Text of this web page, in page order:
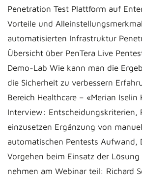
Penetration Test Plattform auf
Vorteile und
automatisierten Infrastruktur
Übersicht über PenTera Live
Demo-Lab Wie kann man die
die Sicherheit zu verbessern
Bereich Healthcare – «Merian Iselin
Interview: Entscheidungskriterien,
einzusetzen Ergänzung von
automatischen Pentests Aufwand,
Vorgehen beim Einsatz der Lösung
nehmen am Webinar teil: Richard